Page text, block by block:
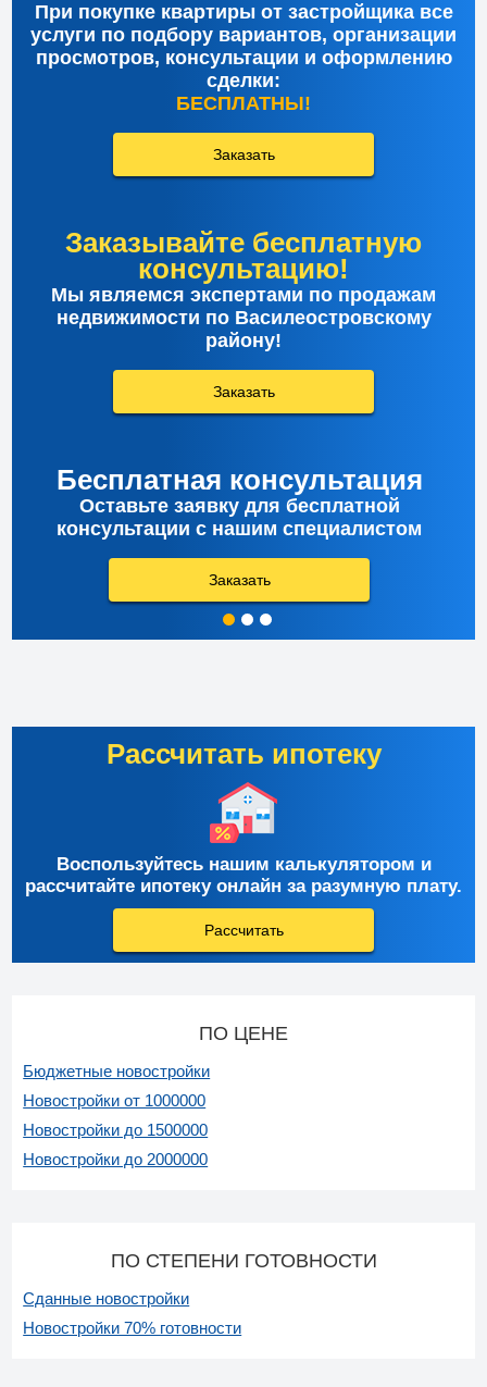
При покупке квартиры от застройщика все
услуги по подбору вариантов, организации
просмотров, консультации и оформлению
сделки:
БЕСПЛАТНЫ!
Заказать
Заказывайте бесплатную
консультацию!
Мы являемся экспертами по продажам
недвижимости по Василеостровскому
району!
Заказать
Бесплатная консультация
Оставьте заявку для бесплатной
консультации с нашим специалистом
Заказать
Рассчитать ипотеку
Воспользуйтесь нашим калькулятором и
рассчитайте ипотеку онлайн за разумную плату.
Рассчитать
ПО ЦЕНЕ
Бюджетные новостройки
Новостройки от 1000000
Новостройки до 1500000
Новостройки до 2000000
ПО СТЕПЕНИ ГОТОВНОСТИ
Сданные новостройки
Новостройки 70% готовности